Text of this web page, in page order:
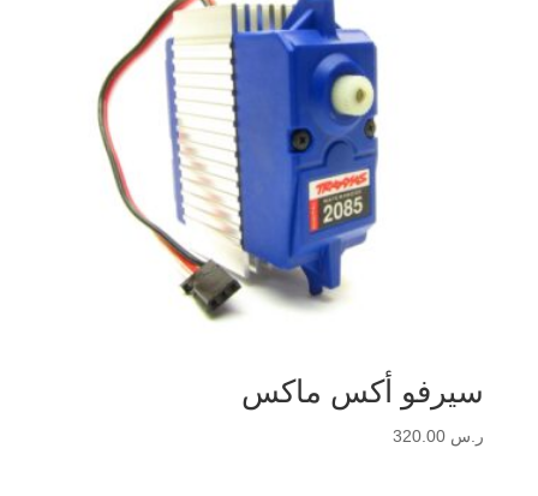
سيرفو أكس ماكس
ر.س